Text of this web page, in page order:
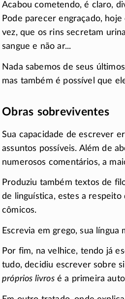
Acabou cometendo, é claro,
Pode parecer engraçado,
vez, que os rins secretam
sangue e não ar...
Nada sabemos de seus
mas também é possível que
Obras sobreviventes
Sua capacidade de escrever
assuntos possíveis. Além de
numerosos comentários, a
Produziu também textos de
de linguística, estes a
cômicos.
Escrevia em grego, sua língua
Por fim, na velhice, tendo já
tudo, decidiu escrever sobre
próprios livrosé a primeira